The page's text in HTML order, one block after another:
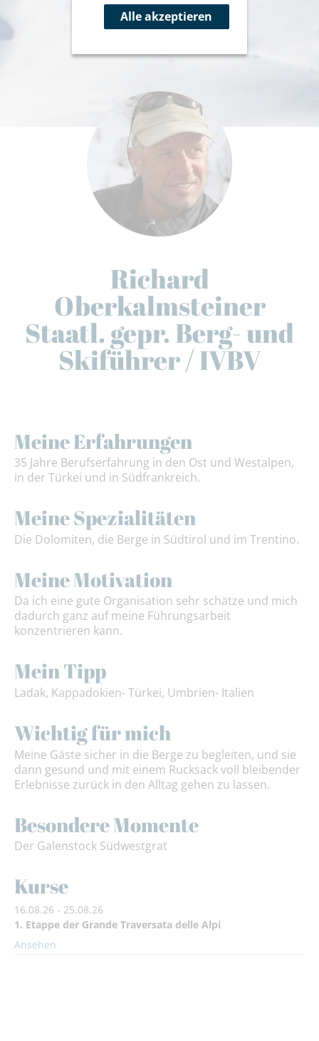
Richard
Oberkalmsteiner
Staatl. gepr. Berg- und
Skiführer / IVBV
Meine Erfahrungen
35 Jahre Berufserfahrung in den Ost und Westalpen,
in der Türkei und in Südfrankreich.
Meine Spezialitäten
Die Dolomiten, die Berge in Südtirol und im Trentino.
Meine Motivation
Da ich eine gute Organisation sehr schätze und mich
dadurch ganz auf meine Führungsarbeit
konzentrieren kann.
Mein Tipp
Ladak, Kappadokien- Türkei, Umbrien- Italien
Wichtig für mich
Meine Gäste sicher in die Berge zu begleiten, und sie
dann gesund und mit einem Rucksack voll bleibender
Erlebnisse zurück in den Alltag gehen zu lassen.
Besondere Momente
Der Galenstock Südwestgrat
Kurse
16.08.26 - 25.08.26
1. Etappe der Grande Traversata delle Alpi
Ansehen
Alle akzeptieren